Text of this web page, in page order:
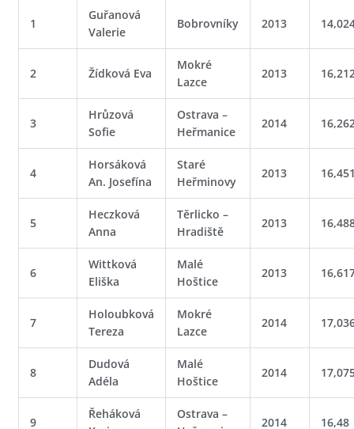
1
Guřanová
Valerie
Bobrovníky 2013
2 Žídková Eva
Mokré
Lazce
2013
3
Hrůzová
Sofie
Ostrava –
Heřmanice
2014
4
Horsáková
An. Josefína
Staré
Heřminovy
2013
5
Heczková
Anna
Těrlicko –
Hradiště
2013
6
Wittková
Eliška
Malé
Hoštice
2013
7
Holoubková
Tereza
Mokré
Lazce
2014
8
Dudová
Adéla
Malé
Hoštice
2014
9
Řeháková
Ostrava –
2014 16,48